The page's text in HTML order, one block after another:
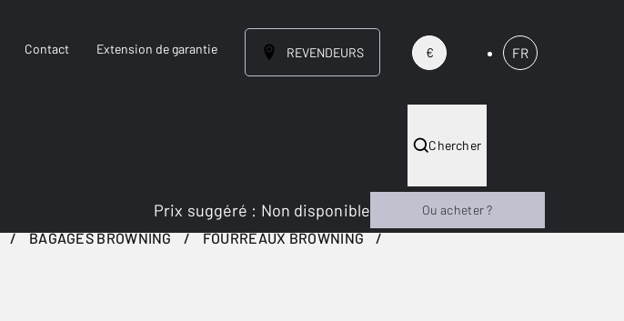
Contact Extension de garantie REVENDEURS € FR
Chercher
BAGAGES BROWNING
FOURREAUX BROWNING
Prix suggéré : Non disponible Ou acheter ?